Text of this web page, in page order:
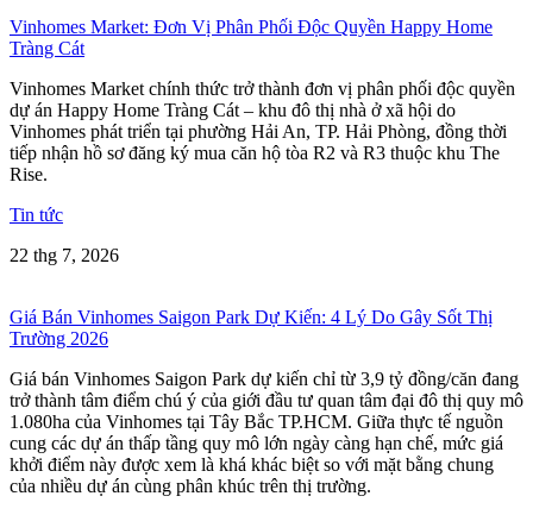
Vinhomes Market: Đơn Vị Phân Phối Độc Quyền Happy Home
Tràng Cát
Vinhomes Market chính thức trở thành đơn vị phân phối độc quyền
dự án Happy Home Tràng Cát – khu đô thị nhà ở xã hội do
Vinhomes phát triển tại phường Hải An, TP. Hải Phòng, đồng thời
tiếp nhận hồ sơ đăng ký mua căn hộ tòa R2 và R3 thuộc khu The
Rise.
Tin tức
22 thg 7, 2026
Giá Bán Vinhomes Saigon Park Dự Kiến: 4 Lý Do Gây Sốt Thị
Trường 2026
Giá bán Vinhomes Saigon Park dự kiến chỉ từ 3,9 tỷ đồng/căn đang
trở thành tâm điểm chú ý của giới đầu tư quan tâm đại đô thị quy mô
1.080ha của Vinhomes tại Tây Bắc TP.HCM. Giữa thực tế nguồn
cung các dự án thấp tầng quy mô lớn ngày càng hạn chế, mức giá
khởi điểm này được xem là khá khác biệt so với mặt bằng chung
của nhiều dự án cùng phân khúc trên thị trường.